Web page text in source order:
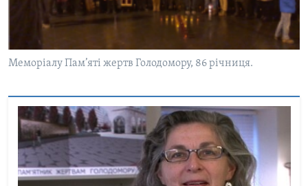
Меморіалу Пам’яті жертв Голодомору, 86 річниця.